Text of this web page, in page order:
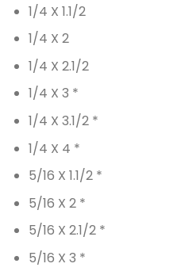
1/4 X 1.1/2
1/4 X 2
1/4 X 2.1/2
1/4 X 3 *
1/4 X 3.1/2 *
1/4 X 4 *
5/16 X 1.1/2 *
5/16 X 2 *
5/16 X 2.1/2 *
5/16 X 3 *